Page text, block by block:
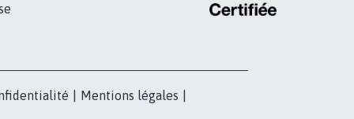
Mentions légales